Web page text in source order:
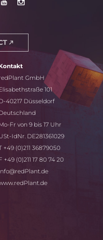
GmbH
101
40217 Düsseldorf
Fr von 9 bis 17 Uhr
IdNr. DE281361029
+49 (0)211 36879050
+49 (0)211 17 80 74 20